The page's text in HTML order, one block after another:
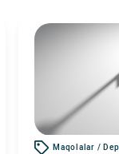
Maqolalar /